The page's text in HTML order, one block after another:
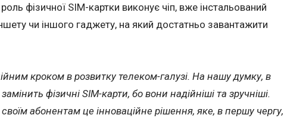
фізичної SIM-картки виконує чіп, вже інстальований
чи іншого гаджету, на який достатньо завантажити
кроком в розвитку телеком-галузі. На нашу думку, в
фізичні SIM-карти, бо вони надійніші та зручніші.
абонентам це інноваційне рішення, яке, в першу чергу,